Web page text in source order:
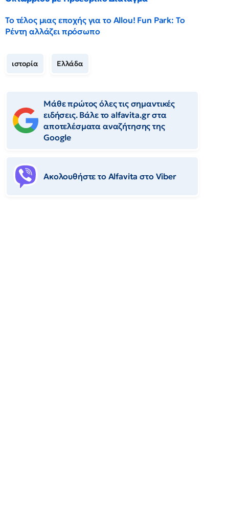
Το τέλος μιας εποχής για το Allou! Fun Park: Το
Ρέντη αλλάζει πρόσωπο
ιστορία Ελλάδα
Μάθε πρώτος όλες τις σημαντικές
ειδήσεις. Βάλε το alfavita.gr στα
αποτελέσματα αναζήτησης της
Google
Ακολουθήστε το Αlfavita στο Viber